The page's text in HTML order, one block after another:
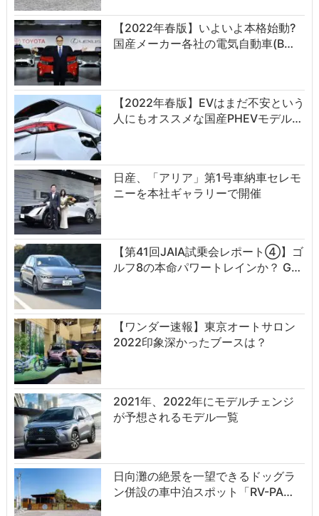
【2022年春版】いよいよ本格始動?
国産メーカー各社の電気自動車(B…
【2022年春版】EVはまだ不安という
人にもオススメな国産PHEVモデル…
日産、「アリア」第1号車納車セレモ
ニーを本社ギャラリーで開催
【第41回JAIA試乗会レポート④】ゴ
ルフ8の本命パワートレインか？ G…
【ワンダー速報】東京オートサロン
2022印象深かったブースは？
2021年、2022年にモデルチェンジ
が予想されるモデル一覧
日向灘の絶景を一望できるドッグラ
ン併設の車中泊スポット「RV-PA…